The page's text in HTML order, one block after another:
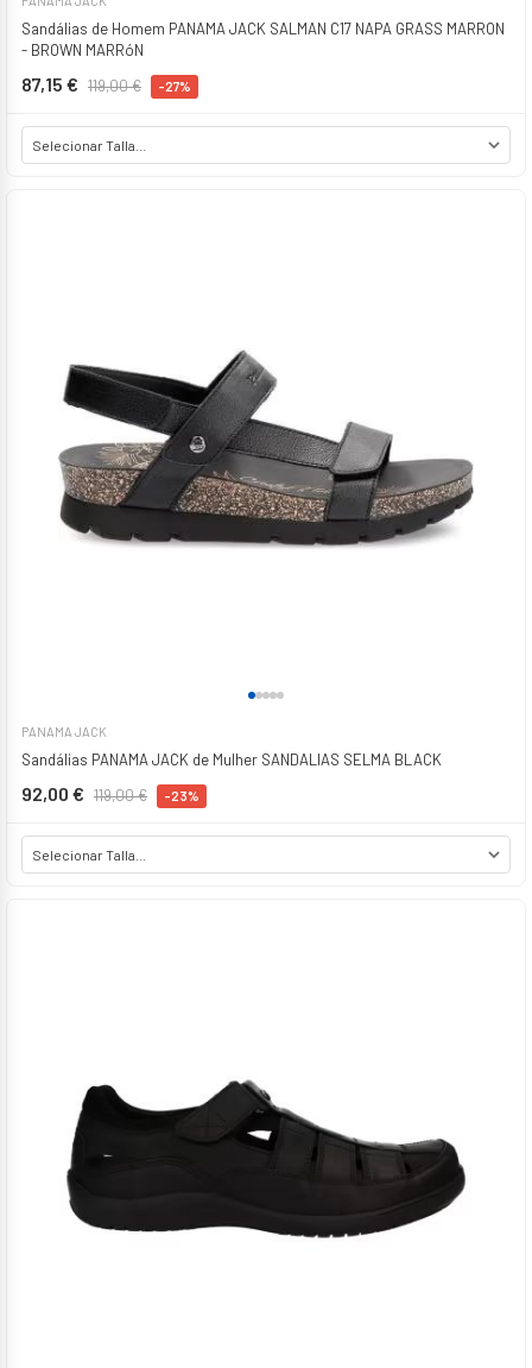
Sandálias de Homem PANAMA JACK SALMAN C17 NAPA GRASS MARRON
- BROWN MARRóN
87,15 € 119,00 € -27%
PANAMA JACK
Sandálias PANAMA JACK de Mulher SANDALIAS SELMA BLACK
92,00 € 119,00 € -23%